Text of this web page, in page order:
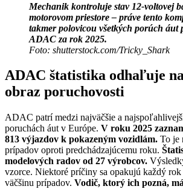
Mechanik kontroluje stav 12-voltovej
motorovom priestore – práve tento
takmer polovicou všetkých porúch áut
ADAC za rok 2025.
Foto: shutterstock.com/Tricky_Shark
ADAC štatistika odhaľuje
obraz poruchovosti
ADAC patrí medzi najväčšie a
poruchách áut v Európe. V roku 2025
813 výjazdov k pokazeným vozidlám. To je
prípadov oproti predchádzajúcemu roku.
modelových radov od 27 výrobcov.
vzorce. Niektoré príčiny sa opakujú každý rok
väčšinu prípadov. Vodič, ktorý ich pozná,